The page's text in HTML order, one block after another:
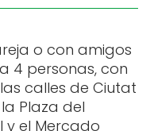
o con amigos
4 personas, con
calles de Ciutat
Plaza del
y el Mercado